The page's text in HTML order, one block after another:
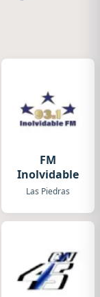
FM
Inolvidable
Las Piedras